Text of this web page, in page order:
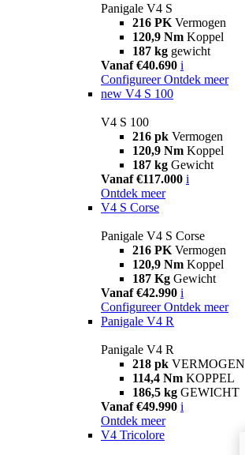
Panigale V4 S
216 PK Vermogen
120,9 Nm Koppel
187 kg gewicht
Vanaf €40.690 i
Configureer Ontdek meer
new V4 S 100
V4 S 100
216 pk Vermogen
120,9 Nm Koppel
187 kg Gewicht
Vanaf €117.000 i
Ontdek meer
V4 S Corse
Panigale V4 S Corse
216 PK Vermogen
120,9 Nm Koppel
187 Kg Gewicht
Vanaf €42.990 i
Configureer Ontdek meer
Panigale V4 R
Panigale V4 R
218 pk VERMOGEN
114,4 Nm KOPPEL
186,5 kg GEWICHT
Vanaf €49.990 i
Ontdek meer
V4 Tricolore